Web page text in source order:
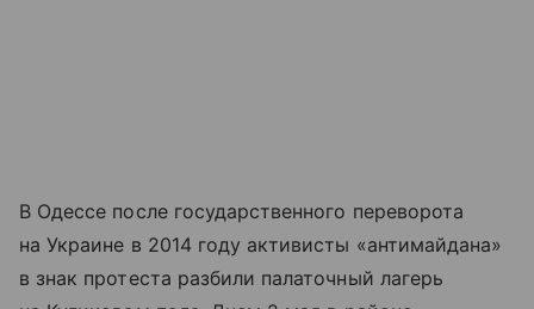
В Одессе после государственного переворота
на Украине в 2014 году активисты «антимайдана»
в знак протеста разбили палаточный лагерь